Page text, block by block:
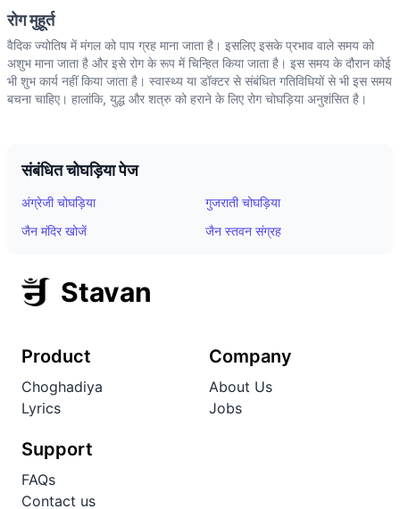
रोग मुहूर्त
वैदिक ज्योतिष में मंगल को पाप ग्रह माना जाता है। इसलिए इसके प्रभाव वाले समय को
अशुभ माना जाता है और इसे रोग के रूप में चिन्हित किया जाता है। इस समय के दौरान कोई
भी शुभ कार्य नहीं किया जाता है। स्वास्थ्य या डॉक्टर से संबंधित गतिविधियों से भी इस समय
बचना चाहिए। हालांकि, युद्ध और शत्रु को हराने के लिए रोग चोघड़िया अनुशंसित है।
संबंधित चोघड़िया पेज
अंग्रेजी चोघड़िया
गुजराती चोघड़िया
जैन मंदिर खोजें
जैन स्तवन संग्रह
Stavan
Product
Choghadiya
Lyrics
Company
About Us
Jobs
Support
FAQs
Contact us